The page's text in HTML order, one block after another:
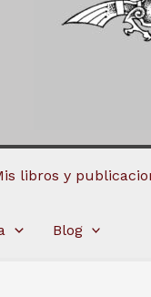
libros y
Blog